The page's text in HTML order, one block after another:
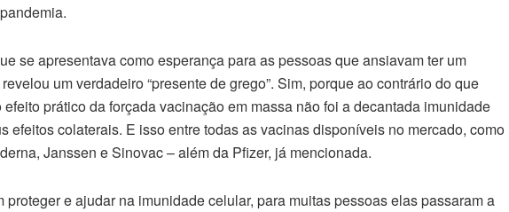
se apresentava como esperança para as pessoas que ansiavam ter um
um verdadeiro “presente de grego”. Sim, porque ao contrário do que
prático da forçada vacinação em massa não foi a decantada imunidade
efeitos colaterais. E isso entre todas as vacinas disponíveis no mercado, como
Janssen e Sinovac – além da Pfizer, já mencionada.
proteger e ajudar na imunidade celular, para muitas pessoas elas passaram a